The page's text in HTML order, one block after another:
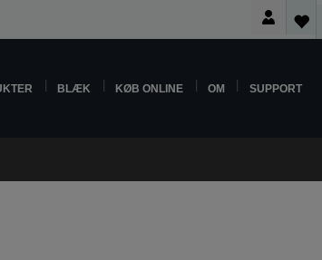
BLÆK KØB ONLINE OM SUPPORT